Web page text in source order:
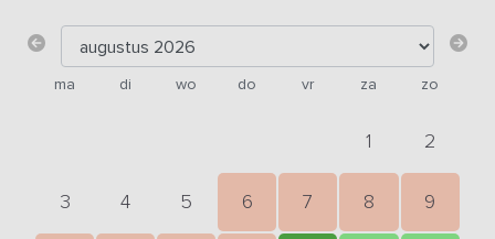
ma di wo do vr za zo
1 2
3 4 5 6 7 8 9